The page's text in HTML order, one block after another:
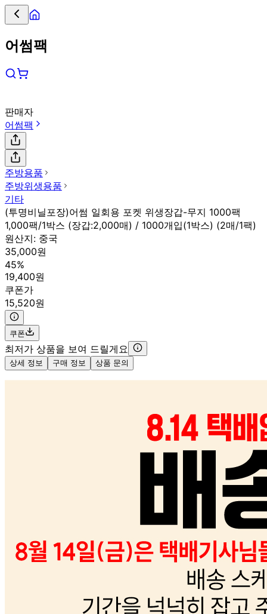
어썸팩
판매자
어썸팩
주방용품
주방위생용품
기타
(투명비닐포장)어썸 일회용 포켓 위생장갑-무지 1000팩
1,000팩/1박스 (장갑:2,000매) / 1000개입(1박스) (2매/1팩)
원산지: 중국
35,000원
45%
19,400원
쿠폰가
15,520원
쿠폰
최저가 상품을 보여 드릴게요
상세 정보 구매 정보 상품 문의